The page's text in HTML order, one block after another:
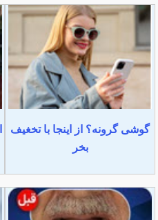
گوشی گرونه؟ از اینجا با تخغیف
بخر